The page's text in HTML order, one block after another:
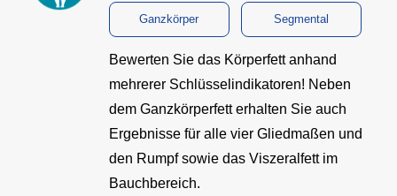
Ganzkörper Segmental
Bewerten Sie das Körperfett anhand
mehrerer Schlüsselindikatoren! Neben
dem Ganzkörperfett erhalten Sie auch
Ergebnisse für alle vier Gliedmaßen und
den Rumpf sowie das Viszeralfett im
Bauchbereich.